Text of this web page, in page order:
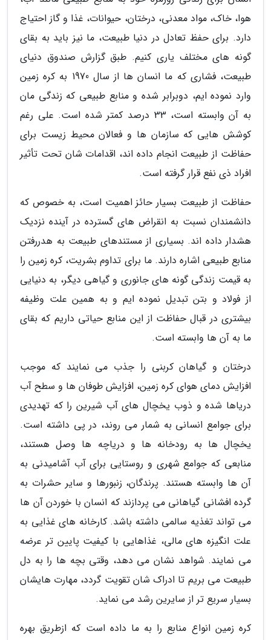
هوا، خاک، مواد معدنی، درختان، حیوانات، غذا و گاز احتیاج
دارد. برای حفظ تعادل در دنیا طبیعت، ما نیز باید به بقای
گونه های مختلف یاری کنیم. طبق گزارش صندوق دنیای
طبیعت، فشاری که ما انسان ها از سال 1970 به کره زمین
وارد نموده ایم، دوبرابر شده و منابع طبیعی که زندگی مان
به آن وابسته است، 33 درصد کمتر شده است. علی رغم
کوشش هایی که سازمان ها و فعالان محیط زیست برای
حفاظت از طبیعت انجام داده اند، اقدامات شان تحت تأثیر
افراد ذی نفع قرار گرفته است.
حفاظت از طبیعت بسیار حائز اهمیت است، به خصوص که
دانشمندان نسبت به انقراض های گسترده در آینده نزدیک
هشدار داده اند. بسیاری از مستندهای طبیعت به هدررفتن
منابع طبیعی اشاره دارند. ما برای تداوم بشریت، کره زمین را
به قیمت زندگی گونه های جانوری و گیاهی دیگر، به دنیایی
از فولاد و بتن تبدیل نموده ایم و به همین علت وظیفه
بیشتری در قبال حفاظت از این منابع حیاتی داریم که بقای
ما به آن ها وابسته است.
درختان و گیاهان کربنی را جذب می نمایند که موجب
افزایش دمای هوای کره زمین، افزایش طوفان ها و سطح آب
دریاها شده و ذوب یخچال های آب شیرین را که تهدیدی
برای جوامع انسانی به شمار می روند، در پی داشته است.
یخچال ها به رودخانه ها و دریاچه ها وصل هستند،
منابعی که جوامع شهری و روستایی برای آب آشامیدنی به
آن ها وابسته هستند. پرندگان، زنبورها و سایر حشرات به
گرده افشانی گیاهانی می پردازند که انسان با خوردن آن ها
می تواند تغذیه سالمی داشته باشد. کارخانه های غذایی به
علت انگیزه های مالی، غذاهایی با کیفیت پایین تر عرضه
می نمایند. شواهد نشان می دهد، وقتی بچه ها را به دل
طبیعت می بریم تا ادراک شان تقویت گردد، مهارت هایشان
بسیار سریع تر از سایرین رشد می نماید.
کره زمین انواع منابع را به ما داده است که ازطریق بهره